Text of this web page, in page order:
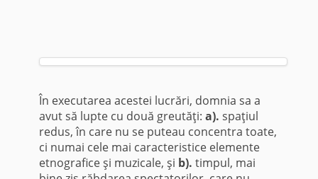
În executarea acestei lucrări, domnia sa a
avut să lupte cu două greutăţi: a). spa­ţiul
redus, în care nu se puteau concentra toate,
ci numai cele mai caracteristice elemente
etnografice şi muzicale, şi b). timpul, mai